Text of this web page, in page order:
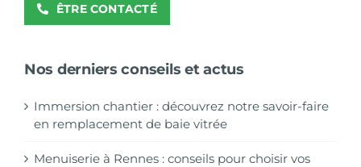
ÊTRE CONTACTÉ
Nos derniers conseils et actus
Immersion chantier : découvrez notre savoir-faire
en remplacement de baie vitrée
Menuiserie à Rennes : conseils pour choisir vos